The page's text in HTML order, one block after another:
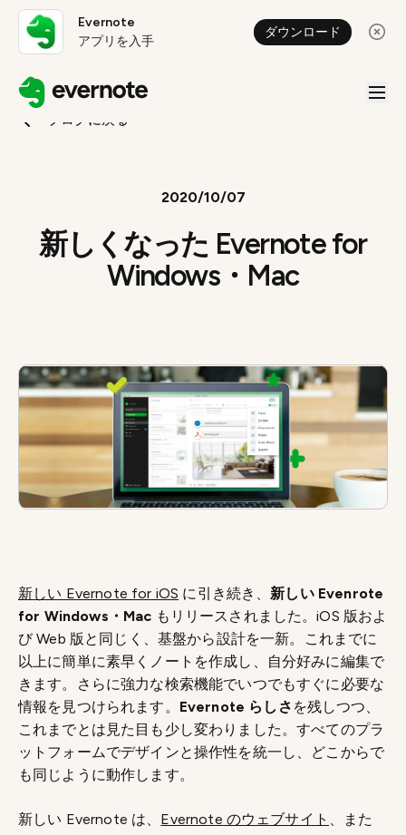
Evernote
アプリを入手
ダウンロード
ブログに戻る
2020/10/07
新しくなった Evernote for
Windows・Mac
新しい Evernote for iOS に引き続き、新しい Evenrote
for Windows・Mac もリリースされました。iOS 版およ
び Web 版と同じく、基盤から設計を一新。これまでに
以上に簡単に素早くノートを作成し、自分好みに編集で
きます。さらに強力な検索機能でいつでもすぐに必要な
情報を見つけられます。 Evernote らしさ を残しつつ、
これまでとは見た目も少し変わりました。すべてのプラ
ットフォームでデザインと操作性を統一し、どこからで
も同じように動作します。
新しい Evernote は、 Evernote のウェブサイト 、また